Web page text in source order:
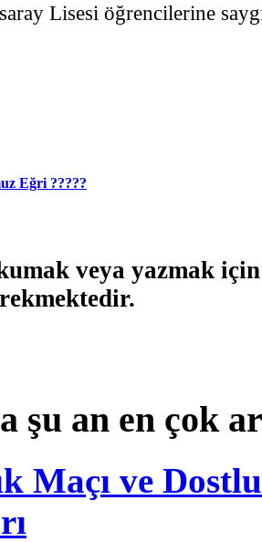
Lisesi öğrencilerine
Eğri ?????
veya yazmak
şu an en çok
Maçı ve